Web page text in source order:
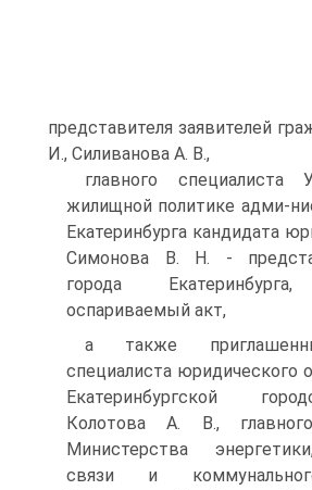
представителя заявителей
И., Силиванова А. В.,
главного специалиста
жилищной политике адми-
Екатеринбурга кандидата
Симонова В. Н. -
города
оспариваемый акт,
а также
специалиста юридического
Екатеринбургской
Колотова А. В.,
Министерства
связи и